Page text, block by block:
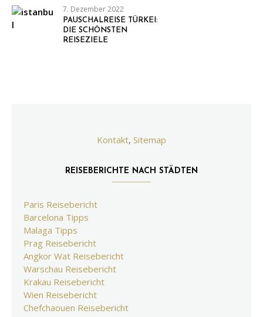
7. Dezember 2022
PAUSCHALREISE TÜRKEI:
DIE SCHÖNSTEN
REISEZIELE
Kontakt, Sitemap
REISEBERICHTE NACH STÄDTEN
Paris Reisebericht
Barcelona Tipps
Malaga Tipps
Prag Reisebericht
Angkor Wat Reisebericht
Warschau Reisebericht
Krakau Reisebericht
Wien Reisebericht
Chefchaouen Reisebericht